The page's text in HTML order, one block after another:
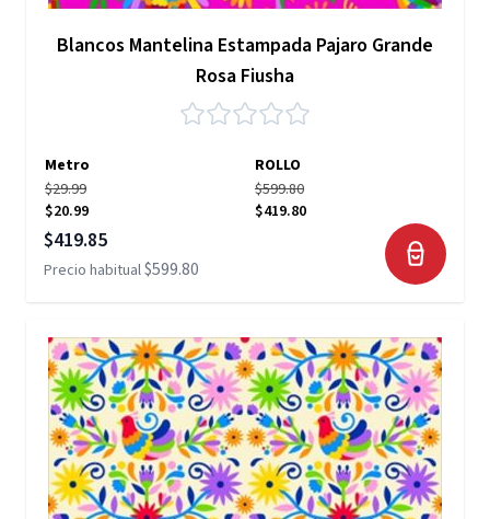
Blancos Mantelina Estampada Pajaro Grande
Rosa Fiusha
Metro
ROLLO
$29.99
$20.99
$599.80
$419.80
Precio especial
$419.85
Precio habitual$599.80